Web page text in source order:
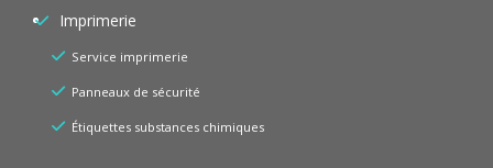
Imprimerie
Service imprimerie
Panneaux de sécurité
Étiquettes substances chimiques